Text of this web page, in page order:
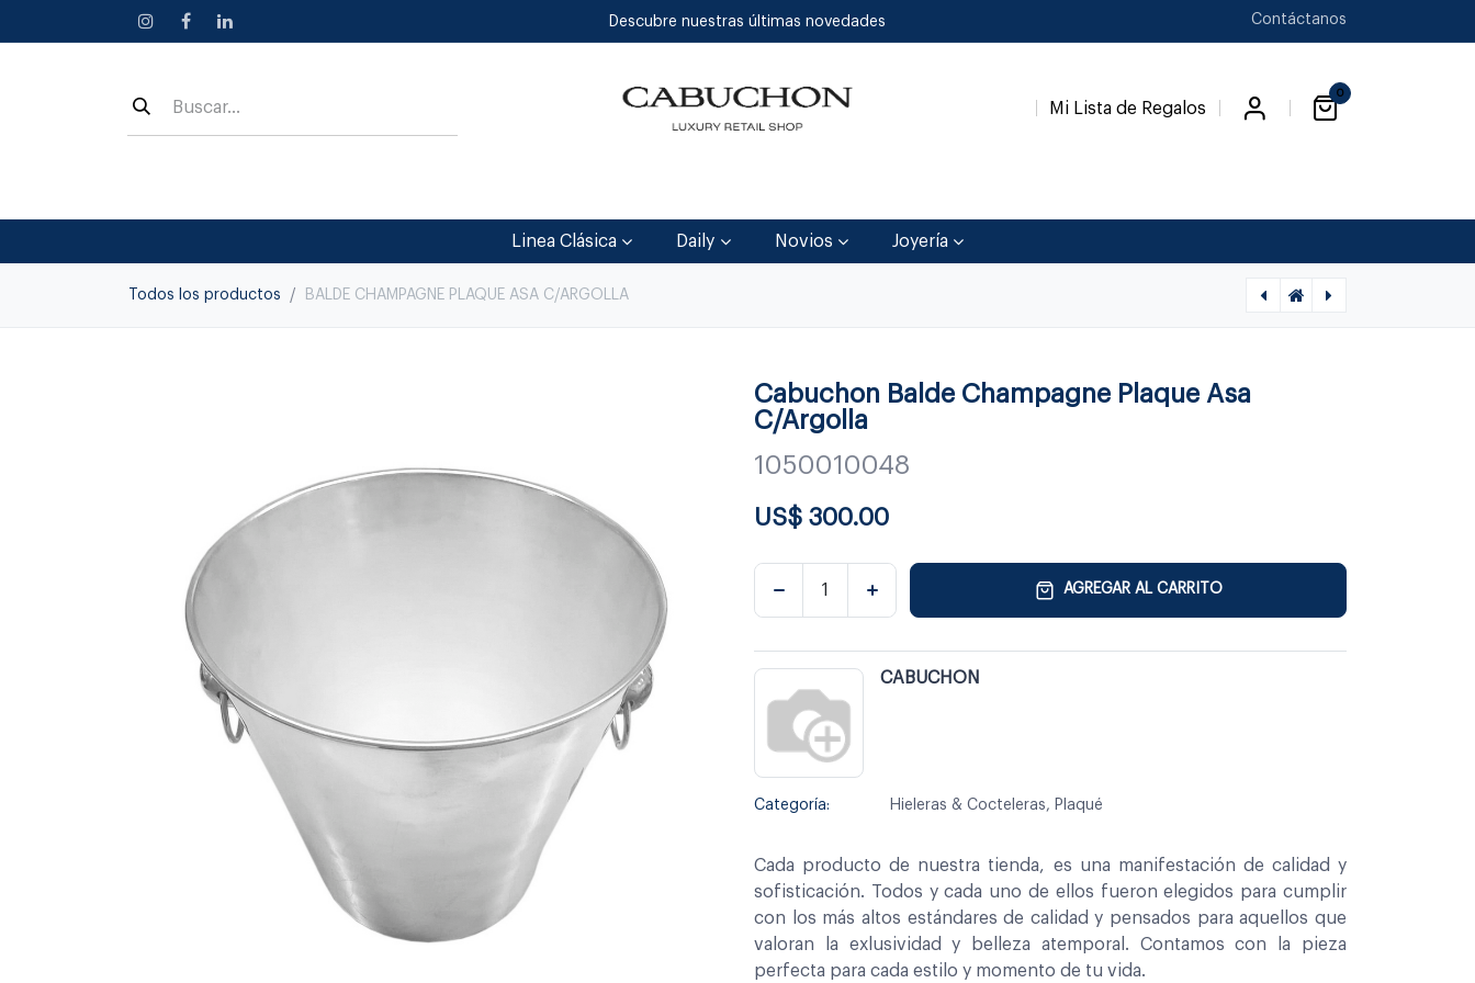
Descubre nuestras últimas novedades Contáctanos
Mi Lista de Regalos
0
Linea Clásica Daily Novios Joyería
Todos los productos BALDE CHAMPAGNE PLAQUE ASA C/ARGOLLA
Cabuchon Balde Champagne Plaque Asa
C/Argolla
1050010048
US$ 300.00
AGREGAR AL CARRITO
CABUCHON
Categoría: Hieleras & Cocteleras, Plaqué
Cada producto de nuestra tienda, es una manifestación de calidad y
sofisticación. Todos y cada uno de ellos fueron elegidos para cumplir
con los más altos estándares de calidad y pensados para aquellos que
valoran la exlusividad y belleza atemporal. Contamos con la pieza
perfecta para cada estilo y momento de tu vida.